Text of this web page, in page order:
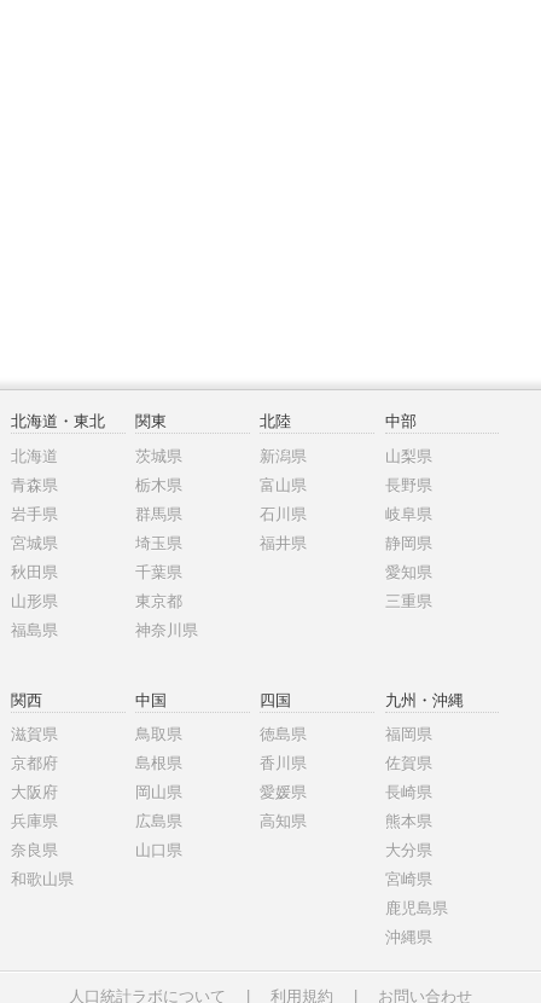
北海道・東北
北海道
青森県
岩手県
宮城県
秋田県
山形県
福島県
関東
茨城県
栃木県
群馬県
埼玉県
千葉県
東京都
神奈川県
北陸
新潟県
富山県
石川県
福井県
中部
山梨県
長野県
岐阜県
静岡県
愛知県
三重県
関西
滋賀県
京都府
大阪府
兵庫県
奈良県
和歌山県
中国
鳥取県
島根県
岡山県
広島県
山口県
四国
徳島県
香川県
愛媛県
高知県
九州・沖縄
福岡県
佐賀県
長崎県
熊本県
大分県
宮崎県
鹿児島県
沖縄県
人口統計ラボについて 利用規約 お問い合わせ